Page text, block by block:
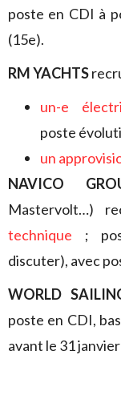
poste en CDI à
(15e).
RM YACHTS
un-e
poste
un
NAVICO
Mastervolt…)
technique ;
discuter), avec
WORLD
poste en CDI,
avant le 31